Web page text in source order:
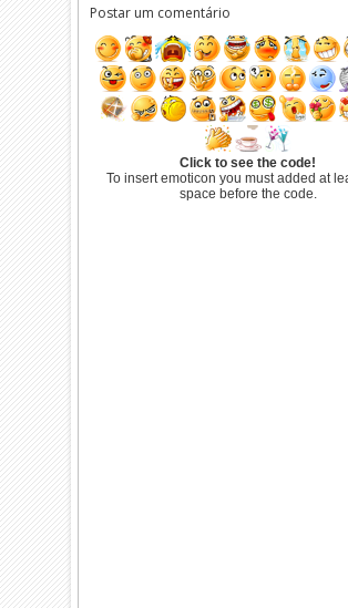
Postar um comentário
Click to see the code!
To insert emoticon you must added at
space before the code.